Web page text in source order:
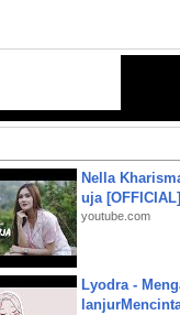
Nella
uja [OFFICIAL]
youtube.com
Lyodra -